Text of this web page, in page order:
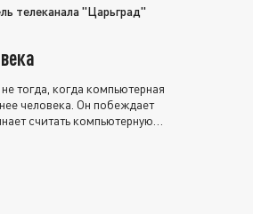
телеканала "Царьград"
тогда, когда компьютерная
человека. Он побеждает
считать компьютерную